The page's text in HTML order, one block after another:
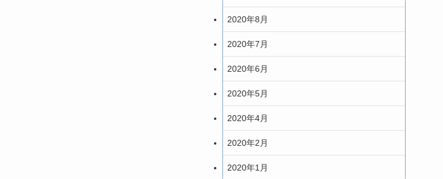
2020年8月
2020年7月
2020年6月
2020年5月
2020年4月
2020年2月
2020年1月